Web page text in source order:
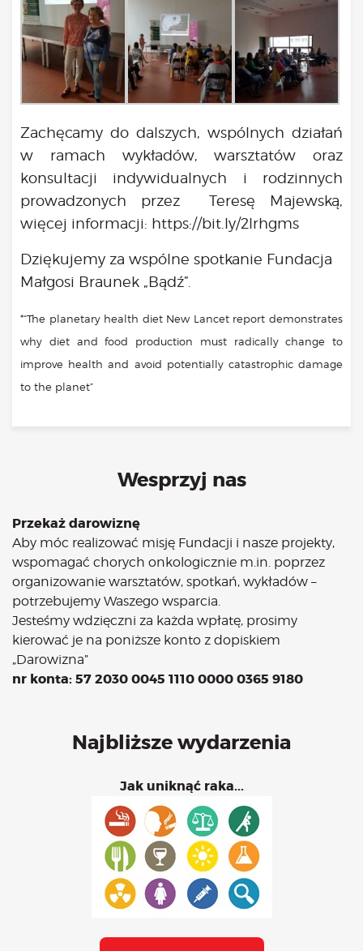
Zachęcamy do dalszych, wspólnych działań
w ramach wykładów, warsztatów oraz
konsultacji indywidualnych i rodzinnych
prowadzonych przez Teresę Majewską,
więcej informacji: https://bit.ly/2lrhgms
Dziękujemy za wspólne spotkanie Fundacja
Małgosi Braunek „Bądź”.
*“The planetary health diet New Lancet report demonstrates
why diet and food production must radically change to
improve health and avoid potentially catastrophic damage
to the planet”
Wesprzyj nas
Przekaż darowiznę
Aby móc realizować misję Fundacji i nasze projekty,
wspomagać chorych onkologicznie m.in. poprzez
organizowanie warsztatów, spotkań, wykładów –
potrzebujemy Waszego wsparcia.
Jesteśmy wdzięczni za każda wpłatę, prosimy
kierować je na poniższe konto z dopiskiem
„Darowizna”
nr konta: 57 2030 0045 1110 0000 0365 9180
Najbliższe wydarzenia
Jak uniknąć raka...